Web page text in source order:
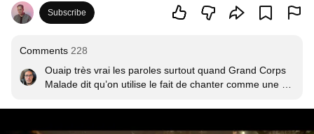
Subscribe
Comments 228
Ouaip très vrai les paroles surtout quand Grand Corps
Malade dit qu’on utilise le fait de chanter comme une
l’écriture ! Même quand tu passes ta vie à te battre, et